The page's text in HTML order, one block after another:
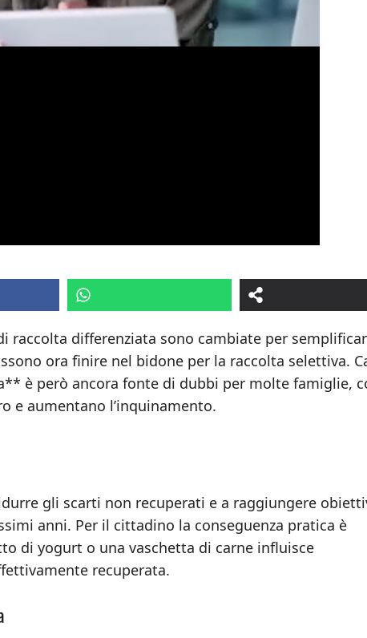
raccolta differenziata sono cambiate per
ora finire nel bidone per la raccolta selettiva.
è però ancora fonte di dubbi per molte famiglie,
e aumentano l’inquinamento.
gli scarti non recuperati e a raggiungere
anni. Per il cittadino la conseguenza pratica è
di yogurt o una vaschetta di carne influisce
recuperata.